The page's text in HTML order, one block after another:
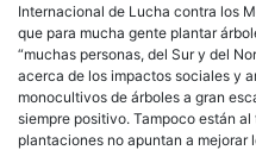
Internacional de Lucha contra los
que para mucha gente plantar
“muchas personas, del Sur y del
acerca de los impactos sociales y
monocultivos de árboles a gran
siempre positivo. Tampoco están
plantaciones no apuntan a mejorar